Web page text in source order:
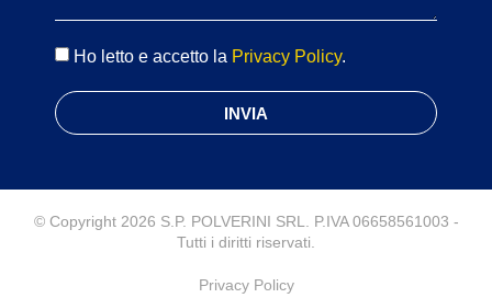
Ho letto e accetto la Privacy Policy.
INVIA
© Copyright 2026 S.P. POLVERINI SRL. P.IVA 06658561003 -
Tutti i diritti riservati.
Privacy Policy